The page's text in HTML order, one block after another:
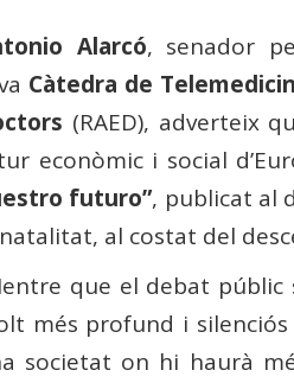
Alarcó, senador
Càtedra de
(RAED), adverteix
econòmic i social
futuro”, publicat al
al costat del
que el debat
més profund i
societat on hi haurà